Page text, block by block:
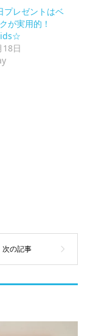
プレゼントはベ
が実用的！
18日